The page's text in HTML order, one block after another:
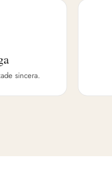
sincera.